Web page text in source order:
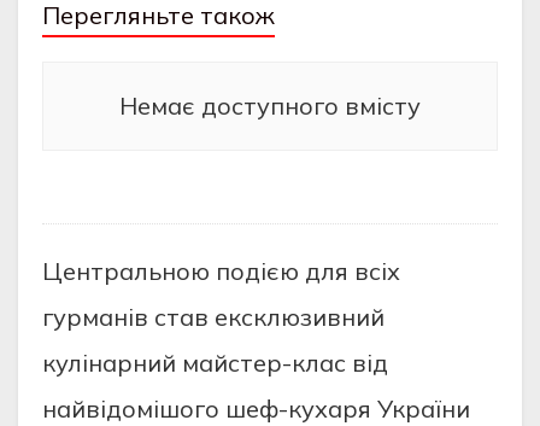
Перегляньте також
Немає доступного вмісту
Центральною подією для всіх
гурманів став ексклюзивний
кулінарний майстер-клас від
найвідомішого шеф-кухаря України